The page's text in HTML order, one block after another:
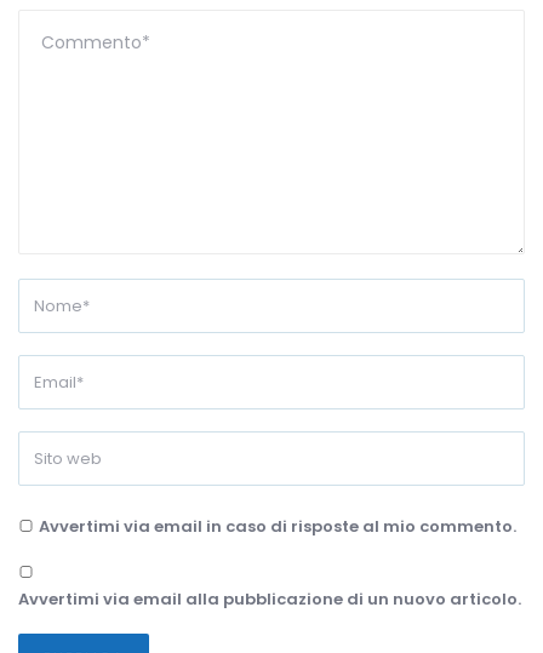
Avvertimi via email in caso di risposte al mio commento.
Avvertimi via email alla pubblicazione di un nuovo articolo.